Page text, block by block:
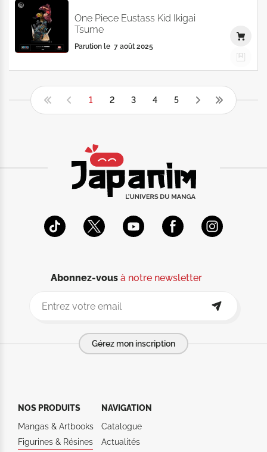
One Piece Eustass Kid Ikigai
Tsume
Parution le 7 août 2025
1 2 3 4 5
Abonnez-vousà notre newsletter
Gérez mon inscription
NOS PRODUITS
Mangas & Artbooks
Figurines & Résines
NAVIGATION
Catalogue
Actualités